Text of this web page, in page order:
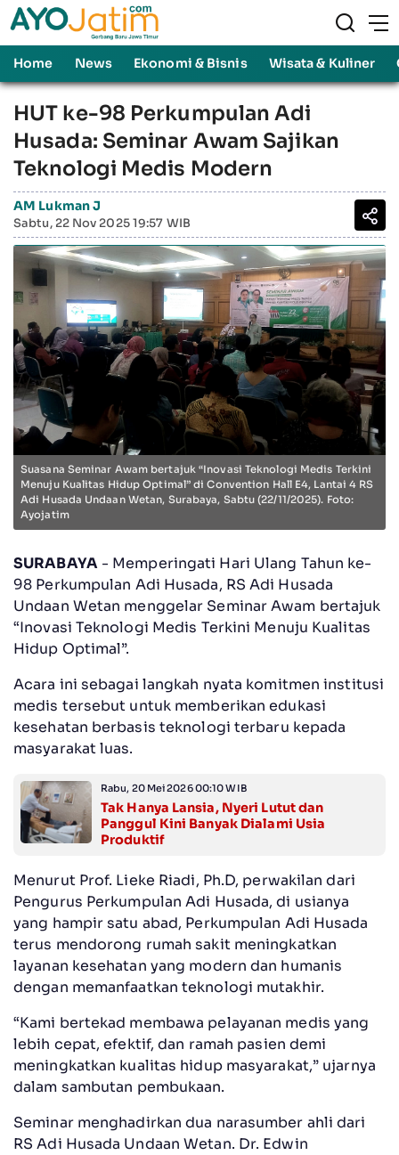
Home News Ekonomi & Bisnis Wisata & Kuliner
HUT ke-98 Perkumpulan Adi
Husada: Seminar Awam Sajikan
Teknologi Medis Modern
AM Lukman J
Sabtu, 22 Nov 2025 19:57 WIB
Suasana Seminar Awam bertajuk “Inovasi Teknologi Medis Terkini
Menuju Kualitas Hidup Optimal” di Convention Hall E4, Lantai 4 RS
Adi Husada Undaan Wetan, Surabaya, Sabtu (22/11/2025). Foto:
Ayojatim
SURABAYA- Memperingati Hari Ulang Tahun ke-
98 Perkumpulan Adi Husada, RS Adi Husada
Undaan Wetan menggelar Seminar Awam bertajuk
“Inovasi Teknologi Medis Terkini Menuju Kualitas
Hidup Optimal”.
Acara ini sebagai langkah nyata komitmen institusi
medis tersebut untuk memberikan edukasi
kesehatan berbasis teknologi terbaru kepada
masyarakat luas.
Rabu, 20 Mei 2026 00:10 WIB
Tak Hanya Lansia, Nyeri Lutut dan
Panggul Kini Banyak Dialami Usia
Produktif
Menurut Prof. Lieke Riadi, Ph.D, perwakilan dari
Pengurus Perkumpulan Adi Husada, di usianya
yang hampir satu abad, Perkumpulan Adi Husada
terus mendorong rumah sakit meningkatkan
layanan kesehatan yang modern dan humanis
dengan memanfaatkan teknologi mutakhir.
“Kami bertekad membawa pelayanan medis yang
lebih cepat, efektif, dan ramah pasien demi
meningkatkan kualitas hidup masyarakat,” ujarnya
dalam sambutan pembukaan.
Seminar menghadirkan dua narasumber ahli dari
RS Adi Husada Undaan Wetan. Dr. Edwin